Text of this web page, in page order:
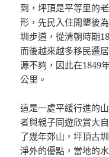
到，坪頂是平等里的
形，先民入住開墾後
圳步道，從清朝時期
而後越來越多移民遷
源不夠，因此在1849
公里。
這是一處平緩行進的
者與親子同遊欣賞大
了幾年郊山，坪頂古
淨外的優點，當地的